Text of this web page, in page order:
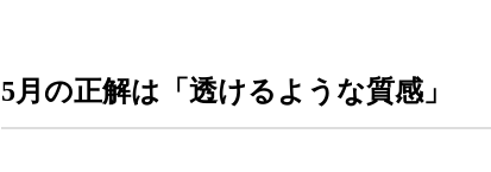
5月の正解は「透けるような質感」